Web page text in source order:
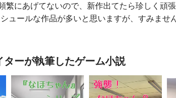
繁にあげてないので、新作出てたら珍しく頑
ュールな作品が多いと思いますが、すみま
ターが執筆したゲーム小説